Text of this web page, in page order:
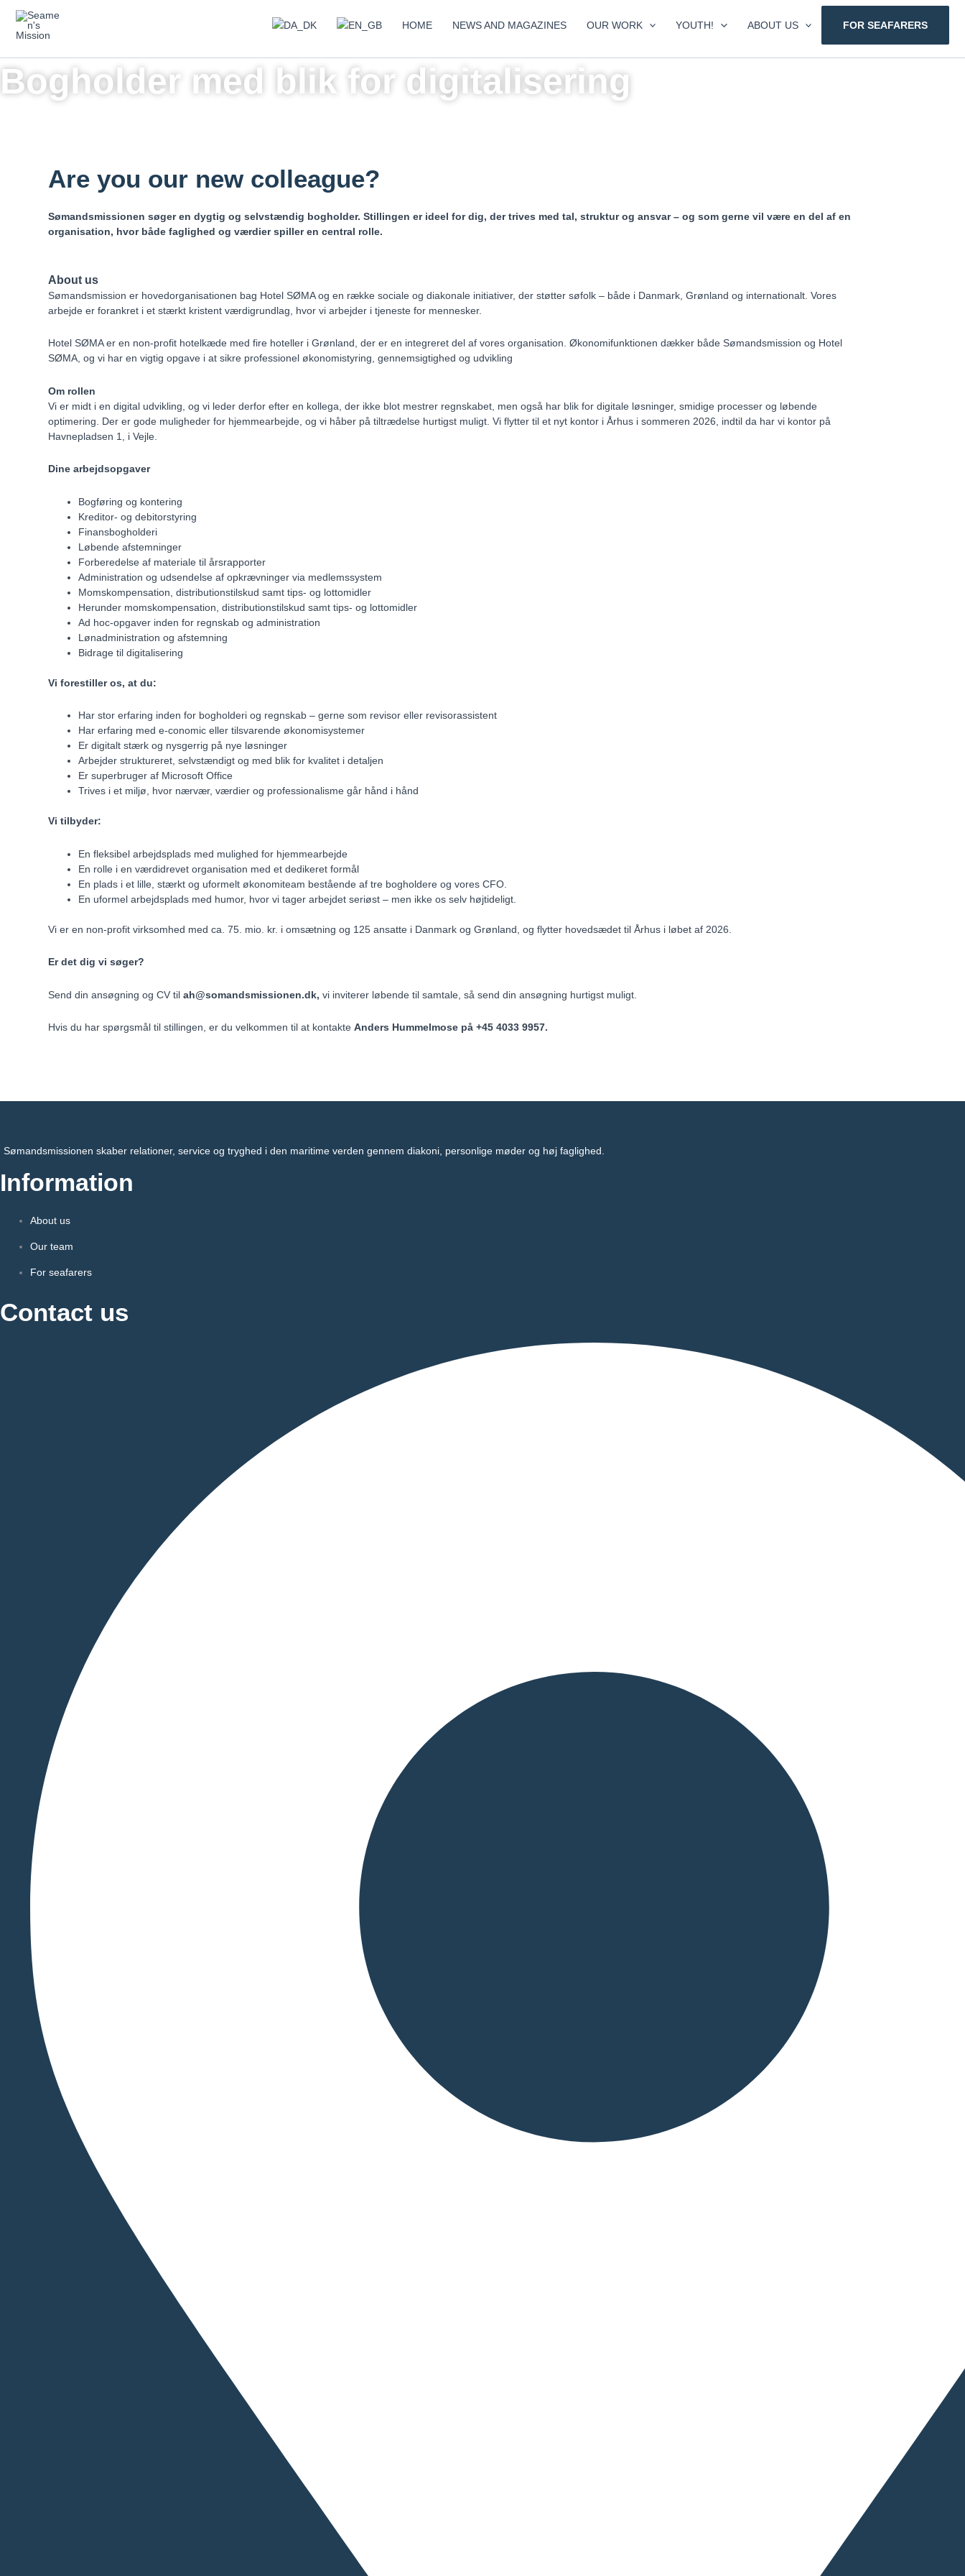
content
HOME NEWS AND MAGAZINES OUR WORK YOUTH! ABOUT US FOR SEAFARERS
Bogholder med blik for digitalisering
Are you our new colleague?
Sømandsmissionen søger en dygtig og selvstændig bogholder. Stillingen er ideel for dig, der trives med tal, struktur og ansvar – og som gerne vil være en del af en
organisation, hvor både faglighed og værdier spiller en central rolle.
About us
Sømandsmission er hovedorganisationen bag Hotel SØMA og en række sociale og diakonale initiativer, der støtter søfolk – både i Danmark, Grønland og internationalt. Vores
arbejde er forankret i et stærkt kristent værdigrundlag, hvor vi arbejder i tjeneste for mennesker.
Hotel SØMA er en non-profit hotelkæde med fire hoteller i Grønland, der er en integreret del af vores organisation. Økonomifunktionen dækker både Sømandsmission og Hotel
SØMA, og vi har en vigtig opgave i at sikre professionel økonomistyring, gennemsigtighed og udvikling
Om rollen
Vi er midt i en digital udvikling, og vi leder derfor efter en kollega, der ikke blot mestrer regnskabet, men også har blik for digitale løsninger, smidige processer og løbende
optimering. Der er gode muligheder for hjemmearbejde, og vi håber på tiltrædelse hurtigst muligt. Vi flytter til et nyt kontor i Århus i sommeren 2026, indtil da har vi kontor på
Havnepladsen 1, i Vejle.
Dine arbejdsopgaver
Bogføring og kontering
Kreditor- og debitorstyring
Finansbogholderi
Løbende afstemninger
Forberedelse af materiale til årsrapporter
Administration og udsendelse af opkrævninger via medlemssystem
Momskompensation, distributionstilskud samt tips- og lottomidler
Herunder momskompensation, distributionstilskud samt tips- og lottomidler
Ad hoc-opgaver inden for regnskab og administration
Lønadministration og afstemning
Bidrage til digitalisering
Vi forestiller os, at du:
Har stor erfaring inden for bogholderi og regnskab – gerne som revisor eller revisorassistent
Har erfaring med e-conomic eller tilsvarende økonomisystemer
Er digitalt stærk og nysgerrig på nye løsninger
Arbejder struktureret, selvstændigt og med blik for kvalitet i detaljen
Er superbruger af Microsoft Office
Trives i et miljø, hvor nærvær, værdier og professionalisme går hånd i hånd
Vi tilbyder:
En fleksibel arbejdsplads med mulighed for hjemmearbejde
En rolle i en værdidrevet organisation med et dedikeret formål
En plads i et lille, stærkt og uformelt økonomiteam bestående af tre bogholdere og vores CFO.
En uformel arbejdsplads med humor, hvor vi tager arbejdet seriøst – men ikke os selv højtideligt.
Vi er en non-profit virksomhed med ca. 75. mio. kr. i omsætning og 125 ansatte i Danmark og Grønland, og flytter hovedsædet til Århus i løbet af 2026.
Er det dig vi søger?
Send din ansøgning og CV tilah@somandsmissionen.dk,vi inviterer løbende til samtale, så send din ansøgning hurtigst muligt.
Hvis du har spørgsmål til stillingen, er du velkommen til at kontakteAnders Hummelmose på +45 4033 9957.
Sømandsmissionen skaber relationer, service og tryghed i den maritime verden gennem diakoni, personlige møder og høj faglighed.
Information
About us
Our team
For seafarers
Contact us